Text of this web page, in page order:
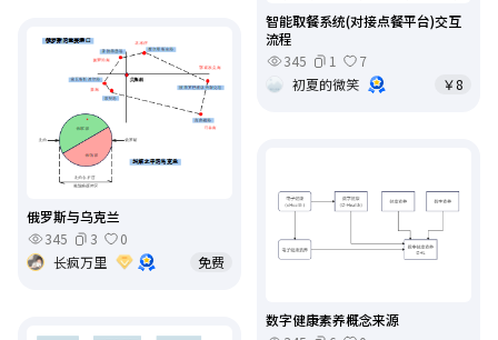
智能取餐系统(对接点餐平台)交互
流程
345
1
7
初夏的微笑
￥8
俄罗斯与乌克兰
345
3
0
长疯万里
免费
数字健康素养概念来源